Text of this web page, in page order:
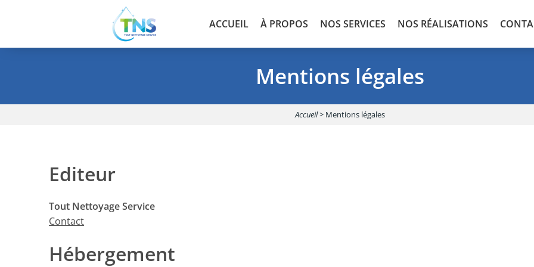
ACCUEIL À PROPOS NOS SERVICES NOS RÉALISATIONS
Mentions légales
Accueil> Mentions légales
Editeur
Tout Nettoyage Service
Contact
Hébergement